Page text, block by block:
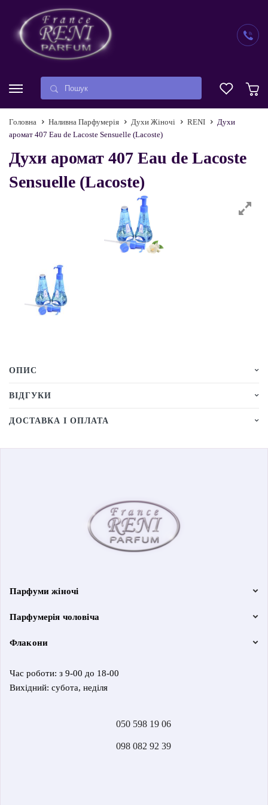
Головна Наливна Парфумерія Духи Жіночі RENI
Духи
аромат 407 Eau de Lacoste Sensuelle (Lacoste)
Духи аромат 407 Eau de Lacoste
Sensuelle (Lacoste)
ОПИС
ВІДГУКИ
ДОСТАВКА І ОПЛАТА
Парфуми жіночі
Парфумерія чоловіча
Флакони
Час роботи: з 9-00 до 18-00
Вихідний: субота, неділя
050 598 19 06
098 082 92 39